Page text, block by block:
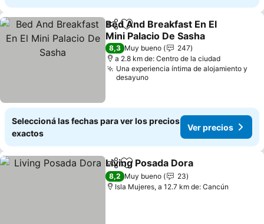
CompartirAñadir a favoritos
Bed And Breakfast En El
Mini Palacio De Sasha
Ver precios
8,3 Muy bueno
247
a 2.8 km de: Centro de la ciudad
Una experiencia íntima de alojamiento y
desayuno
Seleccioná las fechas para ver los precios
exactos
Ver precios
CompartirAñadir a favoritos
Living Posada Dora
8,2 Muy bueno
23
Isla Mujeres, a 12.7 km de: Cancún